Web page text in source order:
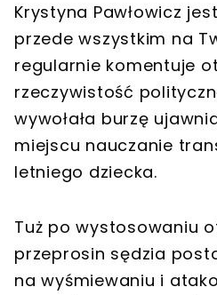
Krystyna Pawłowicz
przede wszystkim na
regularnie komentuje
rzeczywistość
wywołała burzę
miejscu nauczanie
letniego dziecka.
Tuż po wystosowaniu
przeprosin sędzia
na wyśmiewaniu i